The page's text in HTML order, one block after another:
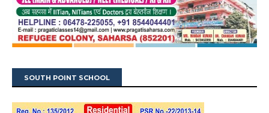
SOUTH POINT SCHOOL